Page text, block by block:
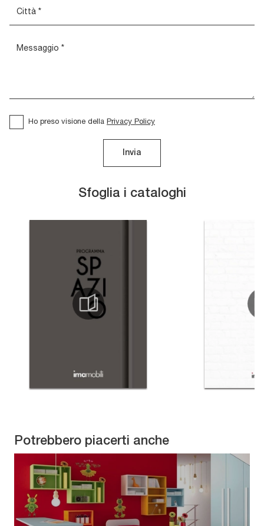
Sfoglia i cataloghi
Ho preso visione della Privacy Policy
Invia
Potrebbero piacerti anche